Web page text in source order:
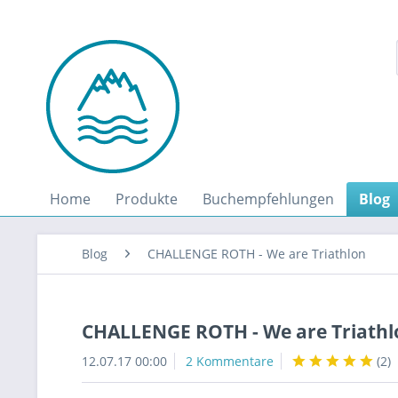
Home Produkte Buchempfehlungen Blog
Blog CHALLENGE ROTH - We are Triathlon
CHALLENGE ROTH - We are
12.07.17 00:00 2 Kommentare (2)